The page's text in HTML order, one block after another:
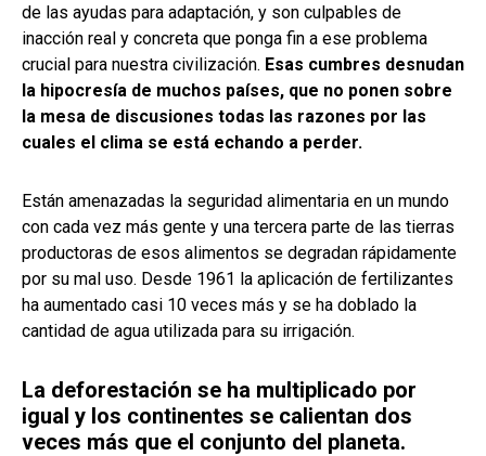
de las ayudas para adaptación, y son culpables de
inacción real y concreta que ponga fin a ese problema
crucial para nuestra civilización. Esas cumbres desnudan
la hipocresía de muchos países, que no ponen sobre
la mesa de discusiones todas las razones por las
cuales el clima se está echando a perder.
Están amenazadas la seguridad alimentaria en un mundo
con cada vez más gente y una tercera parte de las tierras
productoras de esos alimentos se degradan rápidamente
por su mal uso. Desde 1961 la aplicación de fertilizantes
ha aumentado casi 10 veces más y se ha doblado la
cantidad de agua utilizada para su irrigación.
La deforestación se ha multiplicado por
igual y los continentes se calientan dos
veces más que el conjunto del planeta.